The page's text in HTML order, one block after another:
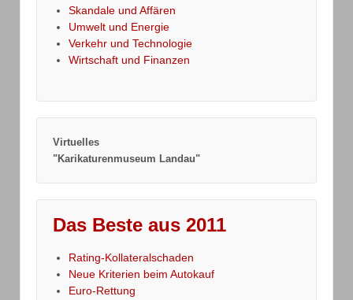
Skandale und Affären
Umwelt und Energie
Verkehr und Technologie
Wirtschaft und Finanzen
Virtuelles
"Karikaturenmuseum Landau"
Das Beste aus 2011
Rating-Kollateralschaden
Neue Kriterien beim Autokauf
Euro-Rettung